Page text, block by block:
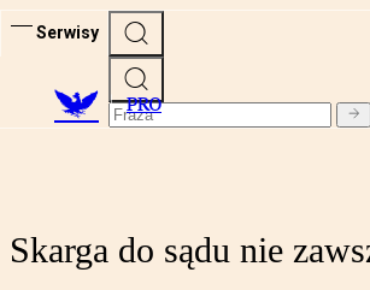
Serwisy
PRO
Skarga do sądu nie